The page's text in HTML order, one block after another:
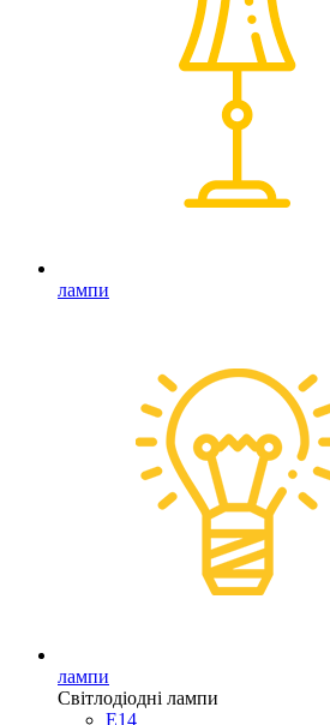
лампи
лампи
Світлодіодні лампи
E14